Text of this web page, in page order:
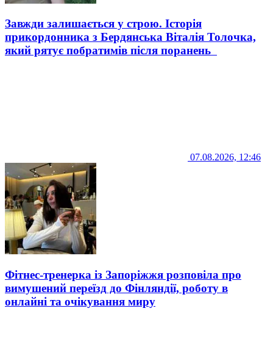
Завжди залишається у строю. Історія
прикордонника з Бердянська Віталія Толочка,
який рятує побратимів після поранень
07.08.2026, 12:46
Фітнес-тренерка із Запоріжжя розповіла про
вимушений переїзд до Фінляндії, роботу в
онлайні та очікування миру